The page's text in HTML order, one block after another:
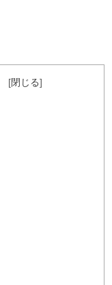
[閉じる]